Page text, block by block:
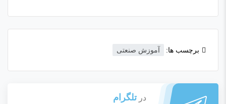
برچسب ها: آموزش صنعتی
در تلگرام